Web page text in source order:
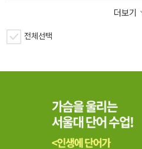
더보기
전체선택